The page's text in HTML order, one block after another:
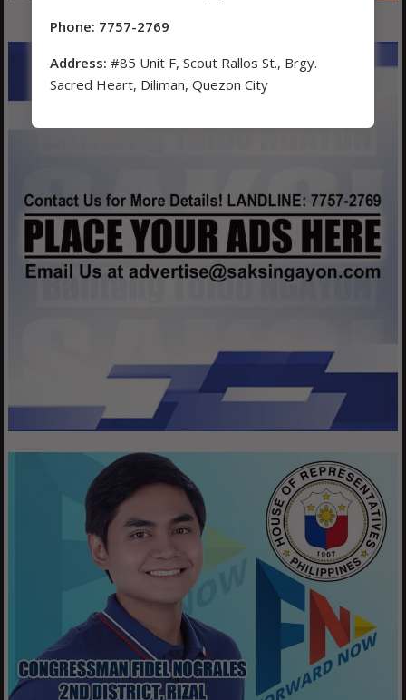
Phone: 7757-2769
Address: #85 Unit F, Scout Rallos St., Brgy.
Sacred Heart, Diliman, Quezon City